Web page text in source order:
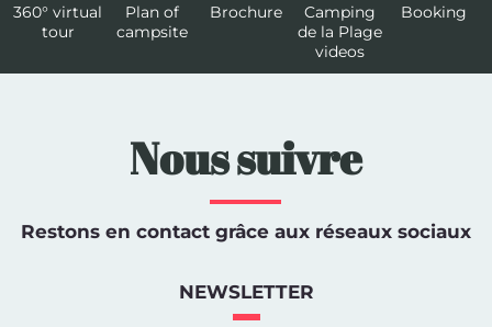
360° virtual
tour
Plan of
campsite
Brochure
Camping
de la Plage
videos
Booking
Nous suivre
Restons en contact grâce aux réseaux sociaux
NEWSLETTER